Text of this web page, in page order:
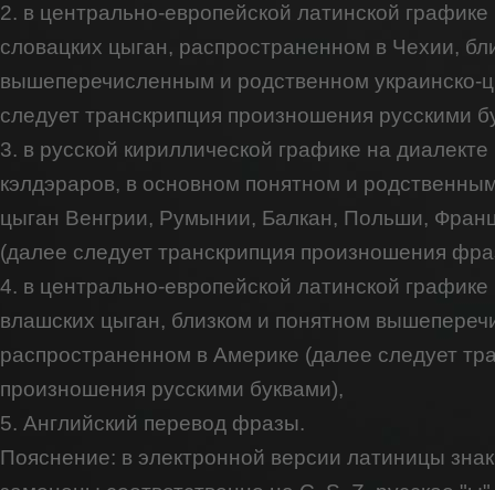
2. в центрально-европейской латинской графике
словацких цыган, распространенном в Чехии,
вышеперечисленным и родственном украинско-
следует транскрипция произношения русскими
3. в русской кириллической графике на диалекте
кэлдэраров, в основном понятном и
цыган Венгрии, Румынии, Балкан, Польши,
(далее следует транскрипция произношения
4. в центрально-европейской латинской графике
влашских цыган, близком и понятном
распространенном в Америке (далее следует
произношения русскими буквами),
5. Английский перевод фразы.
Пояснение: в электронной версии латиницы